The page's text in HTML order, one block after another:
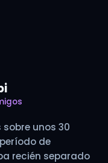
unos 30
de
recién separado